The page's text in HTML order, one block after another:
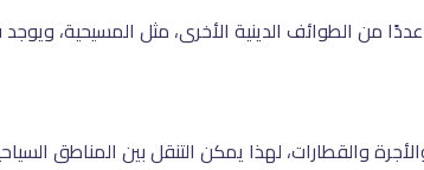
من الطوائف الدينية الأخرى، مثل المسيحية،
والقطارات، لهذا يمكن التنقل بين المناطق